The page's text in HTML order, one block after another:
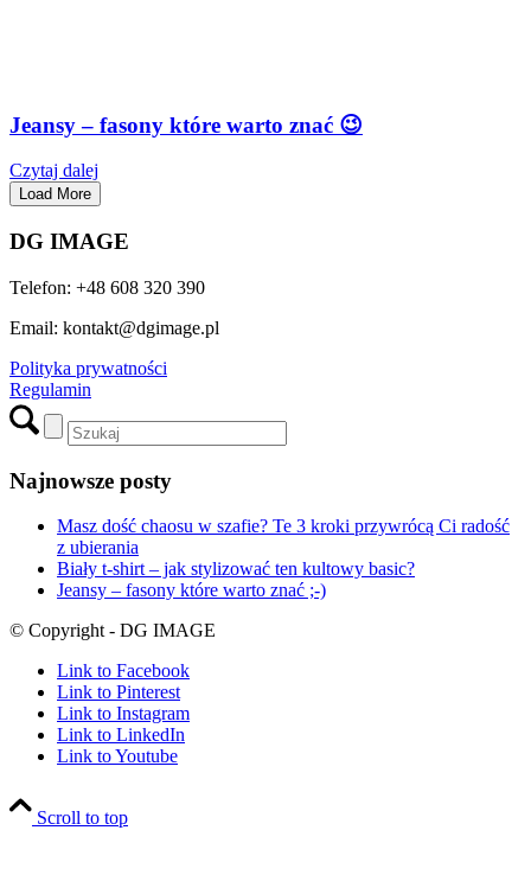
Jeansy – fasony które warto znać 😉
Czytaj dalej
Load More
DG IMAGE
Telefon: +48 608 320 390
Email: kontakt@dgimage.pl
Polityka prywatności
Regulamin
Najnowsze posty
Masz dość chaosu w szafie? Te 3 kroki przywrócą Ci radość
z ubierania
Biały t-shirt – jak stylizować ten kultowy basic?
Jeansy – fasony które warto znać ;-)
© Copyright - DG IMAGE
Link to Facebook
Link to Pinterest
Link to Instagram
Link to LinkedIn
Link to Youtube
Scroll to top